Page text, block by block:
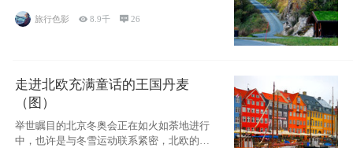
旅行色影 8.9千 26
走进北欧充满童话的王国丹麦
（图）
举世瞩目的北京冬奥会正在如火如荼地进行
中，也许是与冬雪运动联系紧密，北欧的一